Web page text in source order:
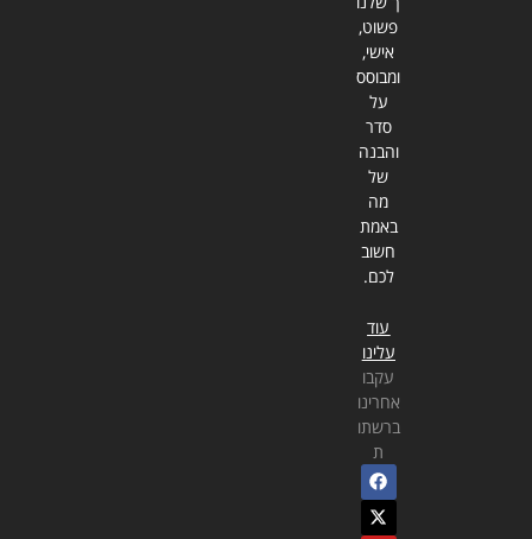
פשוט,
אישי,
ומבוסס
על
סדר
והבנה
של
מה
באמת
חשוב
לכם.
עוד
עלינו
עקבו
אחרינו
ברשתו
ת